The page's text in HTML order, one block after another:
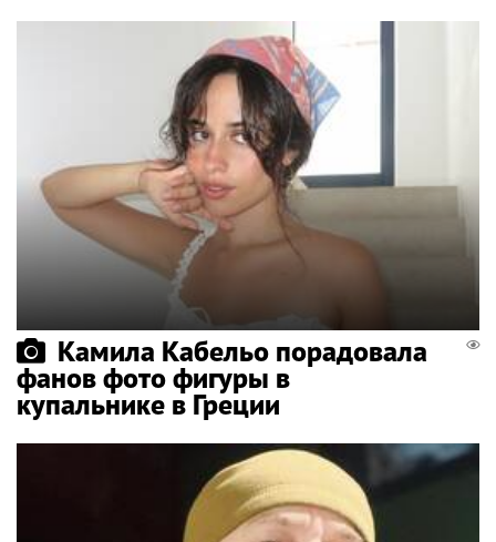
Камила Кабельо порадовала
фанов фото фигуры в
купальнике в Греции